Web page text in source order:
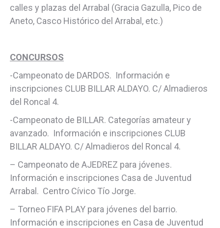
calles y plazas del Arrabal (Gracia Gazulla, Pico de
Aneto, Casco Histórico del Arrabal, etc.)
CONCURSOS
-Campeonato de DARDOS. Información e
inscripciones CLUB BILLAR ALDAYO. C/ Almadieros
del Roncal 4.
-Campeonato de BILLAR. Categorías amateur y
avanzado. Información e inscripciones CLUB
BILLAR ALDAYO. C/ Almadieros del Roncal 4.
– Campeonato de AJEDREZ para jóvenes.
Información e inscripciones Casa de Juventud
Arrabal. Centro Cívico Tío Jorge.
– Torneo FIFA PLAY para jóvenes del barrio.
Información e inscripciones en Casa de Juventud